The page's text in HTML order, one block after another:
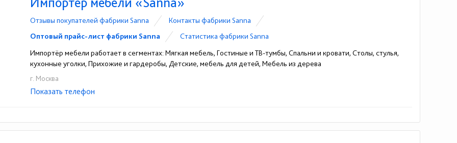
Отзывы покупателей фабрики Sanna
Контакты фабрики Sanna
Оптовый прайс-лист фабрики Sanna
Статистика фабрики Sanna
Импортёр мебели работает в сегментах: Мягкая мебель, Гостиные и ТВ-тумбы, Спальни и кровати, Столы, стулья,
кухонные уголки, Прихожие и гардеробы, Детские, мебель для детей, Мебель из дерева
г. Москва
☎+7-495-772-82-04
Показать телефон